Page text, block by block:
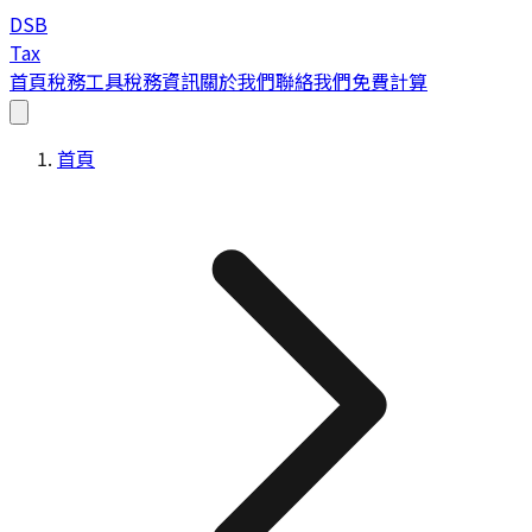
DSB
Tax
首頁稅務工具稅務資訊關於我們聯絡我們免費計算
首頁